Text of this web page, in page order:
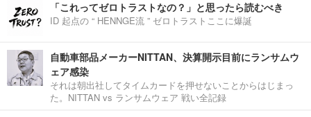
「これってゼロトラストなの？」と思ったら読むべき
ID 起点の “ HENNGE流 ” ゼロトラストここに爆誕
自動車部品メーカーNITTAN、決算開示目前にランサムウ
ェア感染
それは朝出社してタイムカードを押せないことからはじまっ
た。NITTAN vs ランサムウェア 戦い全記録